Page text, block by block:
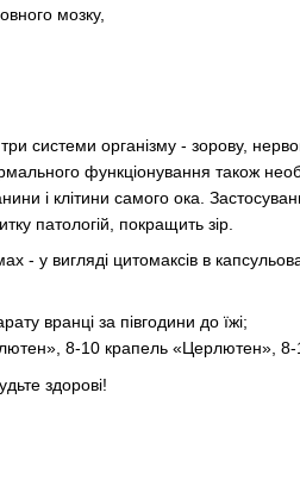
мозку,
системи організму - зорову,
функціонування також
і клітини самого ока.
патологій, покращить зір.
у вигляді цитомаксів в
вранці за півгодини до їжі;
8-10 крапель «Церлютен»,
здорові!